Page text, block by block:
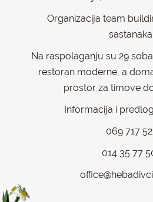
Organizacija team
Na raspolaganju su 29
restoran moderne, a
prostor za timove
Informacija i
069 717
014 35 77